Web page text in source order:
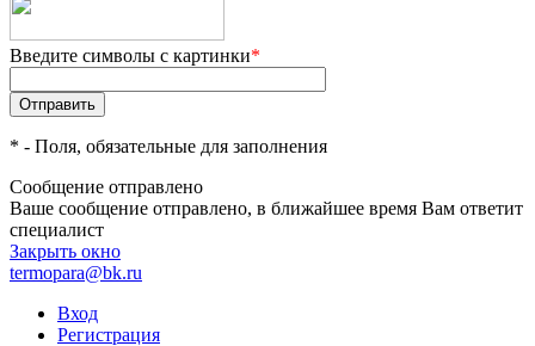
Введите символы с картинки*
* - Поля, обязательные для заполнения
Сообщение отправлено
Ваше сообщение отправлено, в ближайшее время Вам ответит
специалист
Закрыть окно
termopara@bk.ru
Вход
Регистрация